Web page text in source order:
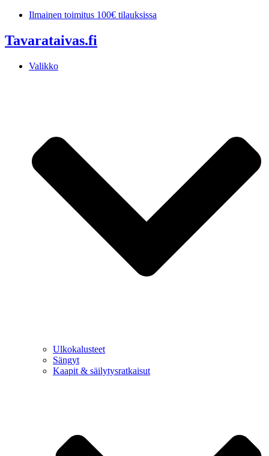
Mene
Ilmainen toimitus 100€ tilauksissa
Tavarataivas.fi
Valikko
Ulkokalusteet
Sängyt
Kaapit & säilytysratkaisut